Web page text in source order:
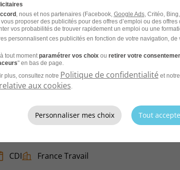
et laissez les recruteurs venir
H/F
CDI
France Travail
, nous et nos partenaires (Facebook, Google Ads, Critéo,
proposer des publicités pour des offres d’emploi ou des
vos probabilités de trouver rapidement un emploi ou une
personnalisent ces publicités en fonction de votre navigation, de
tout moment paramétrer vos choixou retirer votre
" en bas de page.
plus, consultez notre Politique de confidentialité et notre
aux cookies
Personnaliser mes choix Tout